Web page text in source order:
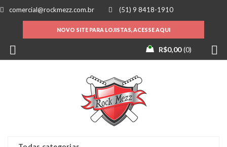
comercial@rockmezz.com.br (51) 9 8418-1910
NOVO SITE PARA LOJISTAS, ACESSE AQUI
R$0,00 0